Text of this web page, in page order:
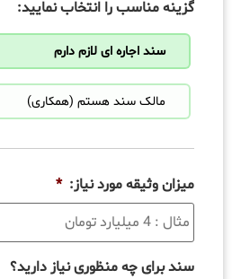
گزینه مناسب را انتخاب نمایید:
سند اجاره ای لازم دارم
مالک سند هستم (همکاری)
میزان وثیقه مورد نیاز: *
سند برای چه منظوری نیاز دارید؟